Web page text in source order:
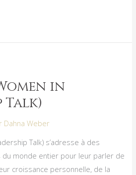
in
Talk)
Dahna Weber
Talk) s’adresse à des
monde entier pour leur parler de
croissance personnelle, de la